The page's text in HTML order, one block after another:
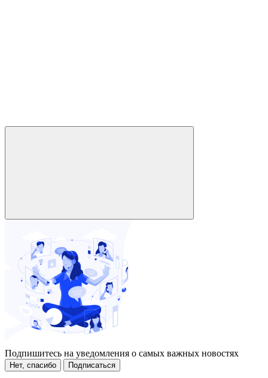
Подпишитесь на уведомления о самых важных новостях
Нет, спасибо Подписаться